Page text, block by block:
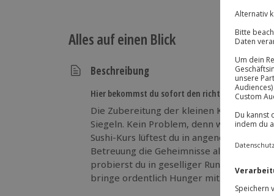
Alles auf einen Blick
Beschreibung
Hier bekommst du sofort den richtigen Dreh
Die Zubereitung der kleinen
Siegeln. Kein Problem, denn wir haben
Sushi-Kurs lüftest du in angenehmem
Betreuung die Geheimnisse aller
probierst du in geselliger Runde die
bringe ordentlich Hunger mit.